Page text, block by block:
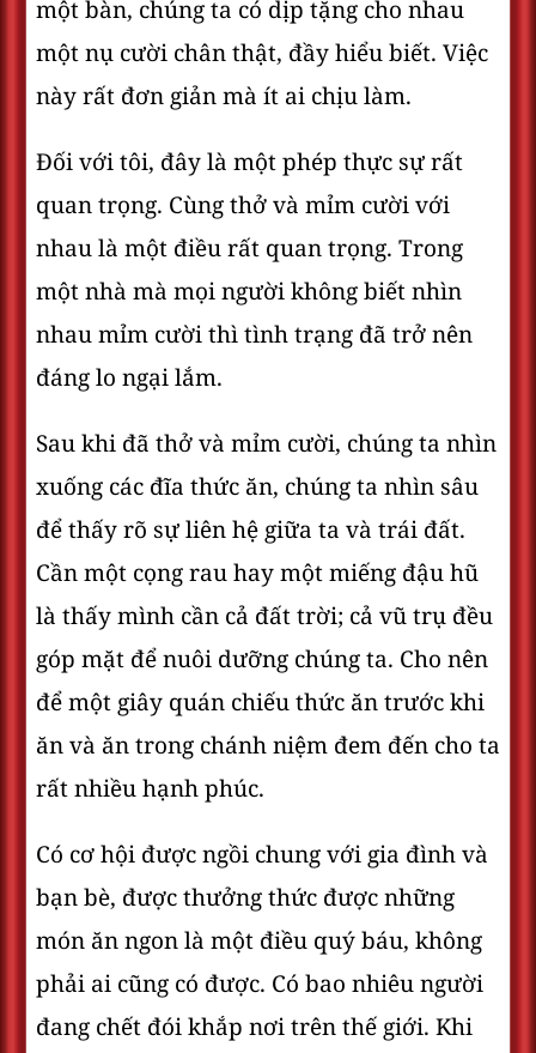
một bàn, chúng ta có dịp tặng cho nhau
một nụ cười chân thật, đầy hiểu biết. Việc
này rất đơn giản mà ít ai chịu làm.
Đối với tôi, đây là một phép thực sự rất
quan trọng. Cùng thở và mỉm cười với
nhau là một điều rất quan trọng. Trong
một nhà mà mọi người không biết nhìn
nhau mỉm cười thì tình trạng đã trở nên
đáng lo ngại lắm.
Sau khi đã thở và mỉm cười, chúng ta nhìn
xuống các đĩa thức ăn, chúng ta nhìn sâu
để thấy rõ sự liên hệ giữa ta và trái đất.
Cần một cọng rau hay một miếng đậu hũ
là thấy mình cần cả đất trời; cả vũ trụ đều
góp mặt để nuôi dưỡng chúng ta. Cho nên
để một giây quán chiếu thức ăn trước khi
ăn và ăn trong chánh niệm đem đến cho ta
rất nhiều hạnh phúc.
Có cơ hội được ngồi chung với gia đình và
bạn bè, được thưởng thức được những
món ăn ngon là một điều quý báu, không
phải ai cũng có được. Có bao nhiêu người
đang chết đói khắp nơi trên thế giới. Khi